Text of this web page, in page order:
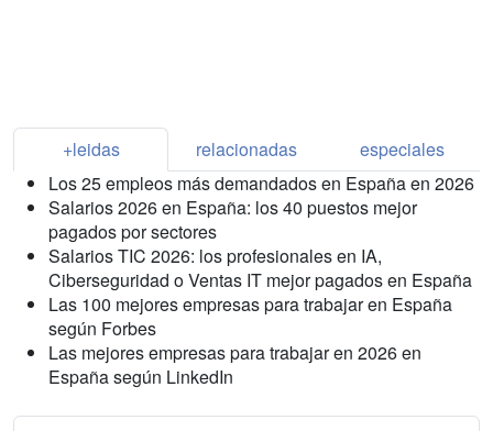
+leidas relacionadas
especiales
Los 25 empleos más demandados en España en 2026
Salarios 2026 en España: los 40 puestos mejor
pagados por sectores
Salarios TIC 2026: los profesionales en IA,
Ciberseguridad o Ventas IT mejor pagados en España
Las 100 mejores empresas para trabajar en España
según Forbes
Las mejores empresas para trabajar en 2026 en
España según LinkedIn